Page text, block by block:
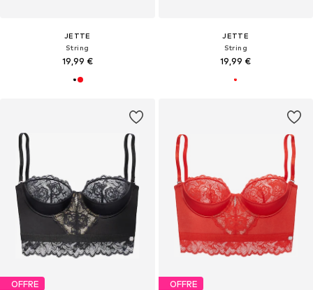
JETTE
String
19,99 €
JETTE
String
19,99 €
OFFRE OFFRE